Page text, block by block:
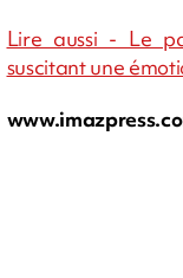
Lire aussi - Le
suscitant une